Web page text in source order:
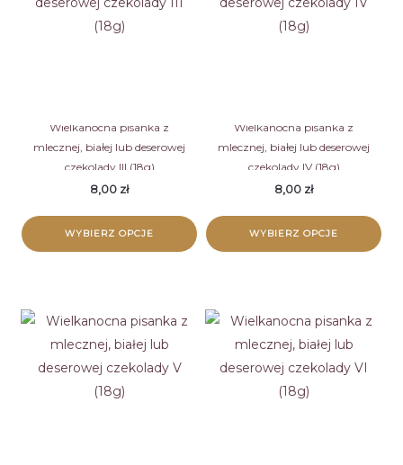
wariantów.
Opcje
stronie
produktu
wariantów.
Opcje
stronie
produktu
Wielkanocna pisanka z
mlecznej, białej lub deserowej
czekolady III (18g)
8,00 zł
WYBIERZ OPCJE
ma
wiele
wariantów.
Opcje
Wielkanocna pisanka z
mlecznej, białej lub deserowej
czekolady IV (18g)
8,00 zł
WYBIERZ OPCJE
ma
wiele
wariantów.
Opcje